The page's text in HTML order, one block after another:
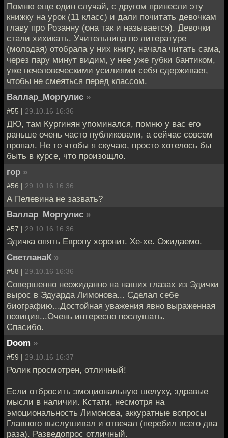
Помню еще один случай, с другом принесли эту
книжку на урок (11 класс) и дали почитать девочкам
главу про Розанну (она так и называется). Девочки
стали хихикать. Учительница по литературе
(молодая) отобрала у них книгу, начала читать сама,
через пару минут видим, у нее уже губки бантиком,
уже нечеловеческими усилиями себя сдерживает,
чтобы не смеяться перед классом.
Валлар_Моргулис »
#55 | 29.10.16 16:36
ДЮ, там Кургинян упоминался, помню у вас его
раньше очень часто публиковали, а сейчас совсем
пропал. Не то чтобы я скучаю, просто хотелось бы
быть в курсе, что произощло.
гор »
#56 | 29.10.16 16:36
А Пелевина не зазвать?
Валлар_Моргулис »
#57 | 29.10.16 16:36
Эдичка опять Европу хоронит. Хе-хе. Ожидаемо.
СветланаК »
#58 | 29.10.16 16:36
Совершенно неожиданно на наших глазах из Эдички
вырос в Эдуарда Лимонова... Сделал себе
биографию...Достойная уважения явно выраженная
позиция...Очень интересно послушать.
Спасибо.
Doom »
#59 | 29.10.16 16:37
Ролик просмотрен, отличный!
Если отбросить эмоциональную шелуху, здравые
мысли в наличии. Кстати, несмотря на
эмоциональность Лимонова, аккуратные вопросы
Главного выслушивал и отвечал (перебил всего два
раза). Разведопрос отличный.